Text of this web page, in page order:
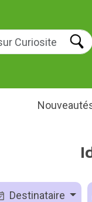
Destinataire